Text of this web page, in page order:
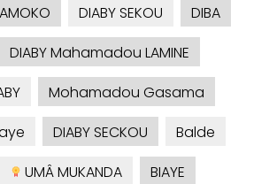
DIABY SEKOU
DIBA
DIABY Mahamadou LAMINE
Mohamadou Gasama
DIABY SECKOU
Balde
UMÂ MUKANDA
BIAYE